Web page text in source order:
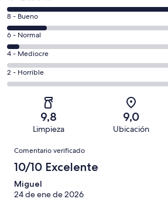
comentarios
de
un
total
de
219
con
puntuación
34
comentarios
de
un
total
de
puntuación
8 - Bueno
11
comentarios
de
un
total
puntuación
Normal
6 - Normal
0
comentarios
de
una
puntuación
4 - Mediocre
0
comentarios
219
una
puntuación
de
2 - Horrible
9,8
Limpieza
9,0
Ubicación
Comentarios
Comentario verificado
10/10 Excelente
Miguel
24 de ene de 2026